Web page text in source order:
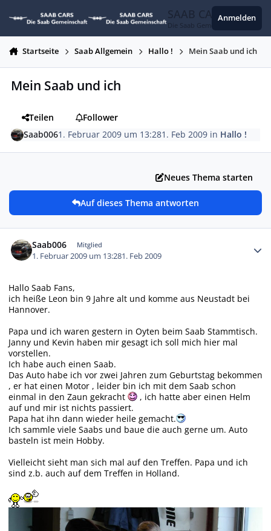
SAAB CARS
Die Saab Gemeinschaft
Anmelden
Startseite Saab Allgemein Hallo ! Mein Saab und ich
Mein Saab und ich
Teilen
Follower
Saab0061. Februar 2009 um 13:281. Feb 2009 in Hallo !
Neues Thema starten
Auf dieses Thema antworten
Saab006 Mitglied
1. Februar 2009 um 13:281. Feb 2009
Hallo Saab Fans,
ich heiße Leon bin 9 Jahre alt und komme aus Neustadt bei
Hannover.
Papa und ich waren gestern in Oyten beim Saab Stammtisch.
Janny und Kevin haben mir gesagt ich soll mich hier mal
vorstellen.
Ich habe auch einen Saab.
Das Auto habe ich vor zwei Jahren zum Geburtstag bekommen
, er hat einen Motor , leider bin ich mit dem Saab schon
einmal in den Zaun gekracht
, ich hatte aber einen Helm
auf und mir ist nichts passiert.
Papa hat ihn dann wieder heile gemacht.
Ich sammle viele Saabs und baue die auch gerne um. Auto
basteln ist mein Hobby.
Vielleicht sieht man sich mal auf den Treffen. Papa und ich
sind z.b. auch auf dem Treffen in Holland.